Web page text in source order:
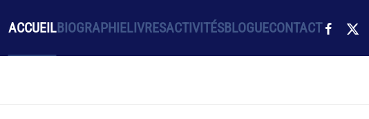
ACCUEILBIOGRAPHIELIVRESACTIVITÉSBLOGUECONTACT